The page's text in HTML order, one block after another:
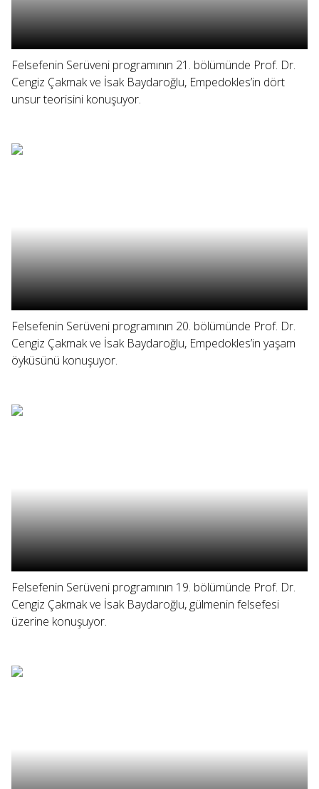
Felsefenin Serüveni programının 21. bölümünde Prof. Dr.
Cengiz Çakmak ve İsak Baydaroğlu, Empedokles’in dört
unsur teorisini konuşuyor.
Felsefenin Serüveni programının 20. bölümünde Prof. Dr.
Cengiz Çakmak ve İsak Baydaroğlu, Empedokles’in yaşam
öyküsünü konuşuyor.
Felsefenin Serüveni programının 19. bölümünde Prof. Dr.
Cengiz Çakmak ve İsak Baydaroğlu, gülmenin felsefesi
üzerine konuşuyor.